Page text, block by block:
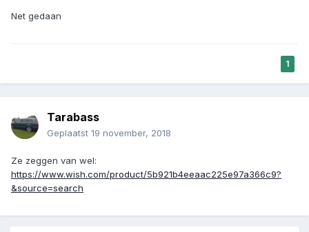
Net gedaan
1
Tarabass
Geplaatst 19 november, 2018
Ze zeggen van wel:
https://www.wish.com/product/5b921b4eeaac225e97a366c9?
&source=search